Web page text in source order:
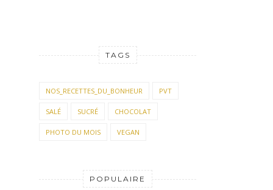
TAGS
NOS_RECETTES_DU_BONHEUR PVT
SALÉ SUCRÉ CHOCOLAT
PHOTO DU MOIS VEGAN
POPULAIRE